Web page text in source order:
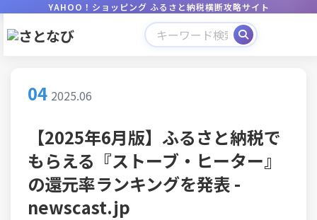
YAHOO！ショッピング ふるさと納税横断攻略サイト
04 2025.06
【2025年6月版】ふるさと納税で
もらえる『ストーブ・ヒーター』
の還元率ランキングを発表 -
newscast.jp